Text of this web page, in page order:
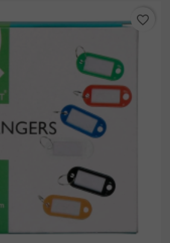
favorite_border